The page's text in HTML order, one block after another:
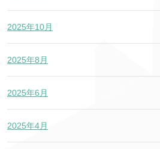
2025年10月
2025年8月
2025年6月
2025年4月